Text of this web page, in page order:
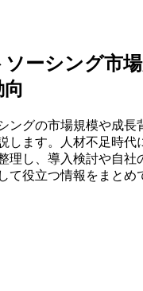
ーシング市
ングの市場規模や成長
します。人材不足時代
理し、導入検討や自社
て役立つ情報をまとめ